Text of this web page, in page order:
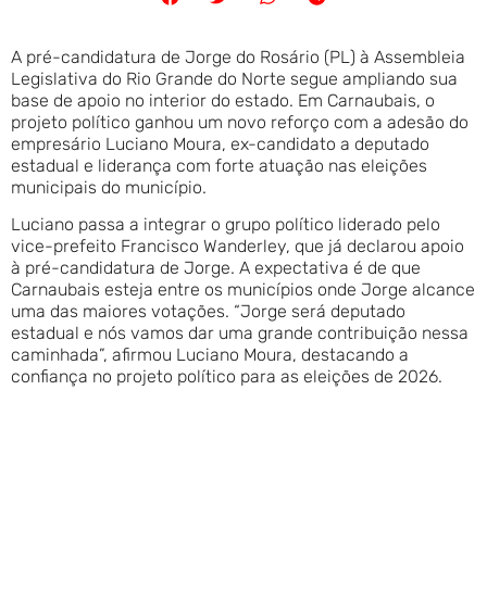
A pré-candidatura de Jorge do Rosário (PL) à Assembleia
Legislativa do Rio Grande do Norte segue ampliando sua
base de apoio no interior do estado. Em Carnaubais, o
projeto político ganhou um novo reforço com a adesão do
empresário Luciano Moura, ex-candidato a deputado
estadual e liderança com forte atuação nas eleições
municipais do município.
Luciano passa a integrar o grupo político liderado pelo
vice-prefeito Francisco Wanderley, que já declarou apoio
à pré-candidatura de Jorge. A expectativa é de que
Carnaubais esteja entre os municípios onde Jorge alcance
uma das maiores votações. “Jorge será deputado
estadual e nós vamos dar uma grande contribuição nessa
caminhada”, afirmou Luciano Moura, destacando a
confiança no projeto político para as eleições de 2026.